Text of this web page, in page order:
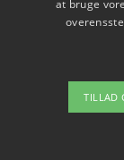
vandreture i
at bruge
TILLAD